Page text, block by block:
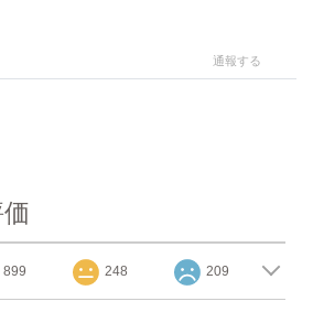
通報する
899 248 209